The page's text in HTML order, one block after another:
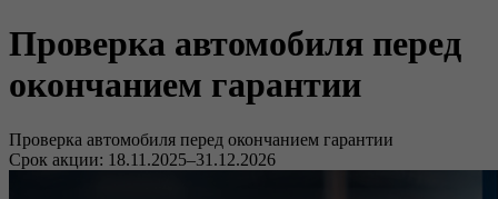
Проверка автомобиля перед
окончанием гарантии
Проверка автомобиля перед окончанием гарантии
Срок акции: 18.11.2025–31.12.2026